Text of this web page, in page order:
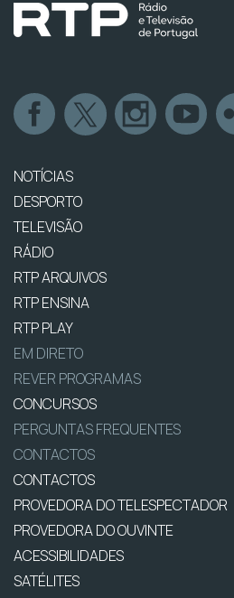
NOTÍCIAS
DESPORTO
TELEVISÃO
RÁDIO
RTP ARQUIVOS
RTP ENSINA
RTP PLAY
EM DIRETO
REVER PROGRAMAS
CONCURSOS
PERGUNTAS FREQUENTES
CONTACTOS
CONTACTOS
PROVEDORA DO TELESPECTADOR
PROVEDORA DO OUVINTE
ACESSIBILIDADES
SATÉLITES